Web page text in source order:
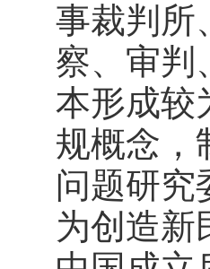
事裁判所
察、审判
本形成较
规概念，
问题研究
为创造新